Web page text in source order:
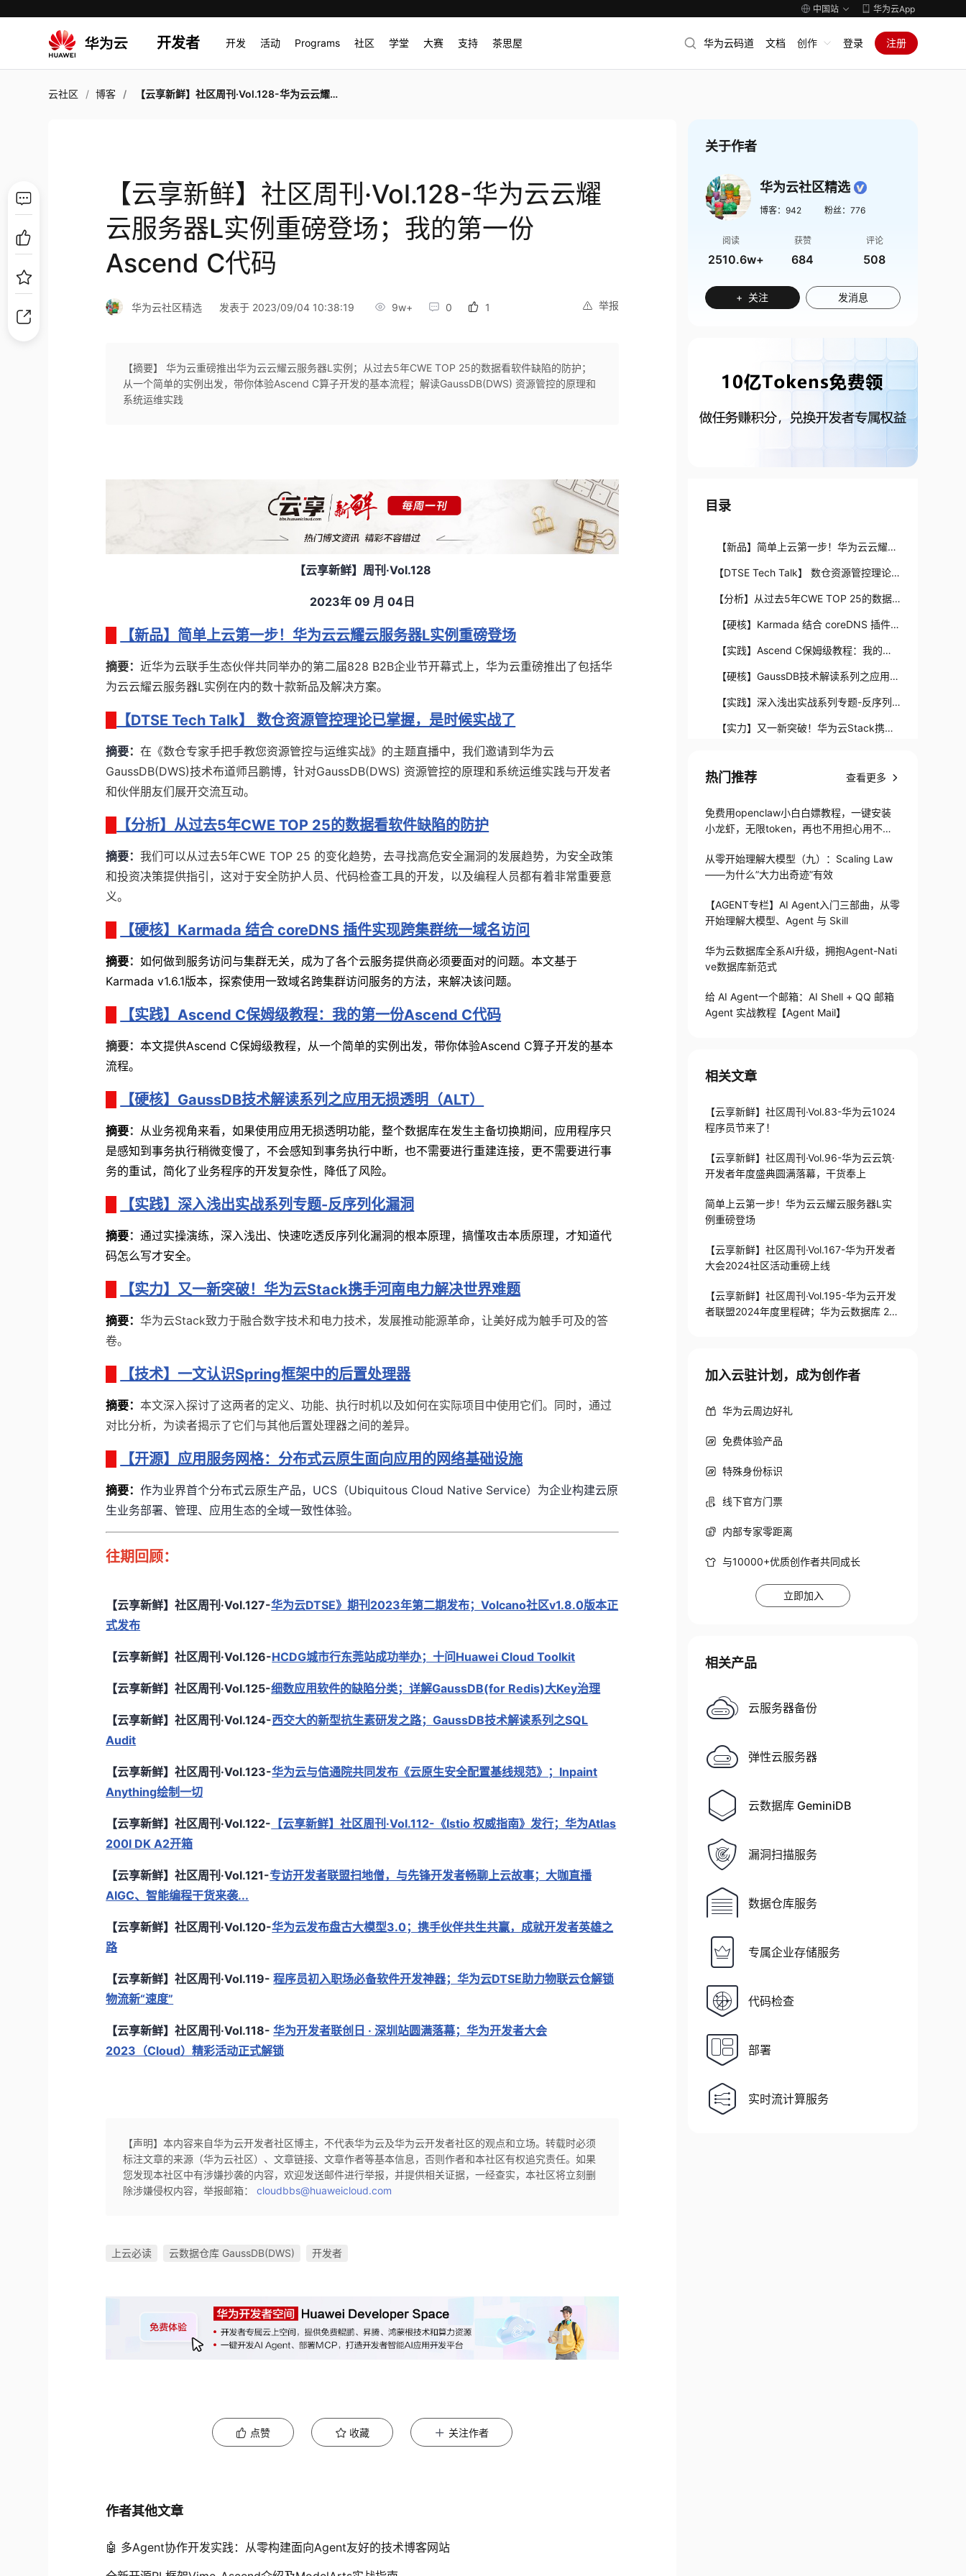
中国站 华为云App
开发者 开发 活动 Programs 社区 学堂 大赛 支持 茶思屋 华为云码道 文档 创作 登录 注册
云社区 博客 【云享新鲜】社区周刊·Vol.128-华为云云耀云服务器L实例重磅登场；我的第一份Ascend C代码
【云享新鲜】社区周刊·Vol.128-华为云云耀
云服务器L实例重磅登场；我的第一份
Ascend C代码
举报
华为云社区精选 发表于 2023/09/04 10:38:19 9w+ 0 1
【摘要】 华为云重磅推出华为云云耀云服务器L实例；从过去5年CWE TOP 25的数据看软件缺陷的防护；
从一个简单的实例出发，带你体验Ascend C算子开发的基本流程；解读GaussDB(DWS) 资源管控的原理和
系统运维实践
【云享新鲜】周刊 ·Vol.128
2023年 09 月 04 日
【新品】简单上云第一步！华为云云耀云服务器L实例重磅登场
摘要：近华为云联手生态伙伴共同举办的第二届828 B2B企业节开幕式上，华为云重磅推出了包括华
为云云耀云服务器L实例在内的数十款新品及解决方案。
【DTSE Tech Talk】 数仓资源管控理论已掌握，是时候实战了
摘要：在《数仓专家手把手教您资源管控与运维实战》的主题直播中，我们邀请到华为云
GaussDB(DWS)技术布道师吕鹏博，针对GaussDB(DWS) 资源管控的原理和系统运维实践与开发者
和伙伴朋友们展开交流互动。
【分析】从过去5年CWE TOP 25的数据看软件缺陷的防护
摘要：我们可以从过去5年CWE TOP 25 的变化趋势，去寻找高危安全漏洞的发展趋势，为安全政策
和投资决策提供指引，这对于安全防护人员、代码检查工具的开发，以及编程人员都有着非常重要意
义。
【硬核】Karmada 结合 coreDNS 插件实现跨集群统一域名访问
摘要：如何做到服务访问与集群无关，成为了各个云服务提供商必须要面对的问题。本文基于
Karmada v1.6.1版本，探索使用一致域名跨集群访问服务的方法，来解决该问题。
【实践】Ascend C保姆级教程：我的第一份Ascend C代码
摘要：本文提供Ascend C保姆级教程，从一个简单的实例出发，带你体验Ascend C算子开发的基本
流程。
【硬核】GaussDB技术解读系列之应用无损透明（ALT）
摘要： 从业务视角来看，如果使用应用无损透明功能，整个数据库在发生主备切换期间，应用程序只
是感知到事务执行稍微变慢了，不会感知到事务执行中断，也不需要进行重建连接，更不需要进行事
务的重试，简化了业务程序的开发复杂性，降低了风险。
【实践】深入浅出实战系列专题-反序列化漏洞
摘要：通过实操演练，深入浅出、快速吃透反序列化漏洞的根本原理，搞懂攻击本质原理，才知道代
码怎么写才安全。
【实力】又一新突破！华为云Stack携手河南电力解决世界难题
摘要：华为云Stack致力于融合数字技术和电力技术，发展推动能源革命，让美好成为触手可及的答
卷。
【技术】一文认识Spring框架中的后置处理器
摘要：本文深入探讨了这两者的定义、功能、执行时机以及如何在实际项目中使用它们。同时，通过
对比分析，为读者揭示了它们与其他后置处理器之间的差异。
【开源】应用服务网格：分布式云原生面向应用的网络基础设施
摘要：作为业界首个分布式云原生产品， UCS （Ubiquitous Cloud Native Service） 为企业构建云原
生业务部署、管理、应用生态的全域一致性体验。
往期回顾：
【云享新鲜】社区周刊·Vol.127-华为云DTSE》期刊2023年第二期发布；Volcano社区v1.8.0版本正
式发布
【云享新鲜】社区周刊·Vol.126-HCDG城市行东莞站成功举办；十问Huawei Cloud Toolkit
【云享新鲜】社区周刊·Vol.125-细数应用软件的缺陷分类；详解GaussDB(for Redis)大Key治理
【云享新鲜】社区周刊·Vol.124-西交大的新型抗生素研发之路；GaussDB技术解读系列之SQL
Audit
【云享新鲜】社区周刊·Vol.123-华为云与信通院共同发布《云原生安全配置基线规范》；Inpaint
Anything绘制一切
【云享新鲜】社区周刊·Vol.122- 【云享新鲜】社区周刊·Vol.112-《Istio 权威指南》发行；华为Atlas
200I DK A2开箱
【云享新鲜】社区周刊·Vol.121-专访开发者联盟扫地僧，与先锋开发者畅聊上云故事；大咖直播
AIGC、智能编程干货来袭...
【云享新鲜】社区周刊·Vol.120-华为云发布盘古大模型3.0；携手伙伴共生共赢，成就开发者英雄之
路
【云享新鲜】社区周刊·Vol.119-程序员初入职场必备软件开发神器；华为云DTSE助力物联云仓解锁
物流新“速度”
【云享新鲜】社区周刊·Vol.118-华为开发者联创日 · 深圳站圆满落幕；华为开发者大会
2023（Cloud）精彩活动正式解锁
【声明】本内容来自华为云开发者社区博主，不代表华为云及华为云开发者社区的观点和立场。转载时必须
标注文章的来源（华为云社区）、文章链接、文章作者等基本信息，否则作者和本社区有权追究责任。如果
您发现本社区中有涉嫌抄袭的内容，欢迎发送邮件进行举报，并提供相关证据，一经查实，本社区将立刻删
除涉嫌侵权内容，举报邮箱：cloudbbs@huaweicloud.com
上云必读 云数据仓库 GaussDB(DWS) 开发者
点赞 收藏 关注作者
作者其他文章
🤖 多Agent协作开发实践：从零构建面向Agent友好的技术博客网站
关于作者
华为云社区精选
博客： 942 粉丝： 776
阅读
2510.6w+
获赞
684
评论
508
+ 关注 发消息
目录
【新品】简单上云第一步！华为云云耀云
服务器L实例重磅登场
【DTSE Tech Talk】 数仓资源管控理论
已掌握，是时候实战了
【分析】从过去5年CWE TOP 25的数据
看软件缺陷的防护
【硬核】Karmada 结合 coreDNS 插件实
现跨集群统一域名访问
【实践】Ascend C保姆级教程：我的第
一份Ascend C代码
【硬核】GaussDB技术解读系列之应用无
损透明（ALT）
【实践】深入浅出实战系列专题-反序列
化漏洞
【实力】又一新突破！华为云Stack携手
理器
【开源】应用服务网格：分布式云原生面
往期回顾：
热门推荐 查看更多
免费用openclaw小白白嫖教程，一键安装
小龙虾，无限token，再也不用担心用不起
从零开始理解大模型（九）：Scaling Law
——为什么”大力出奇迹”有效
【AGENT专栏】AI Agent入门三部曲，从零
开始理解大模型、Agent 与 Skill
华为云数据库全系AI升级，拥抱Agent-Nati
ve数据库新范式
给 AI Agent一个邮箱：AI Shell + QQ 邮箱
Agent 实战教程【Agent Mail】
相关文章
【云享新鲜】社区周刊·Vol.83-华为云1024
程序员节来了！
【云享新鲜】社区周刊·Vol.96-华为云云筑·
开发者年度盛典圆满落幕，干货奉上
简单上云第一步！华为云云耀云服务器L实
例重磅登场
【云享新鲜】社区周刊·Vol.167-华为开发者
大会2024社区活动重磅上线
【云享新鲜】社区周刊·Vol.195-华为云开发
者联盟2024年度里程碑；华为云数据库 20
加入云驻计划，成为创作者
华为云周边好礼
免费体验产品
特殊身份标识
线下官方门票
内部专家零距离
与10000+优质创作者共同成长
立即加入
相关产品
云服务器备份
弹性云服务器
云数据库 GeminiDB
漏洞扫描服务
数据仓库服务
专属企业存储服务
代码检查
部署
实时流计算服务